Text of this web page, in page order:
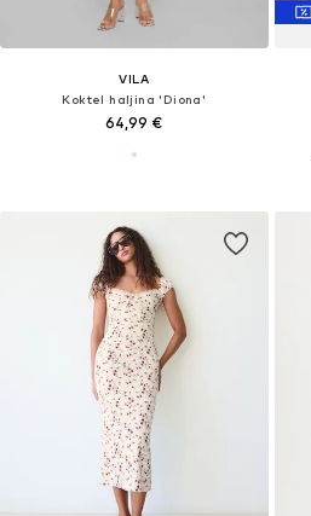
VILA
Koktel haljina 'Diona'
64,99 €